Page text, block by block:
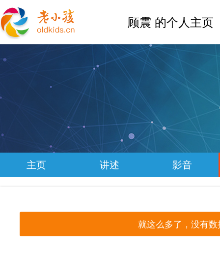
顾震 的个人主页
主页 讲述 影音
就这么多了，没有数